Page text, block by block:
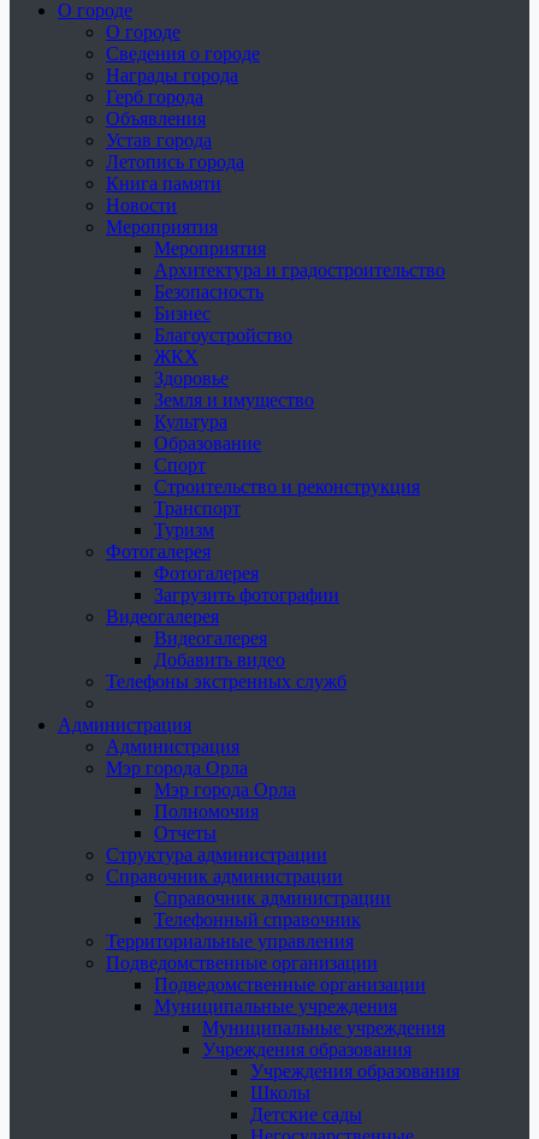
О городе
О городе
Сведения о городе
Награды города
Герб города
Объявления
Устав города
Летопись города
Книга памяти
Новости
Мероприятия
Мероприятия
Архитектура и градостроительство
Безопасность
Бизнес
Благоустройство
ЖКХ
Здоровье
Земля и имущество
Культура
Образование
Спорт
Строительство и реконструкция
Транспорт
Туризм
Фотогалерея
Фотогалерея
Загрузить фотографии
Видеогалерея
Видеогалерея
Добавить видео
Телефоны экстренных служб
Администрация
Администрация
Мэр города Орла
Мэр города Орла
Полномочия
Отчеты
Структура администрации
Справочник администрации
Справочник администрации
Телефонный справочник
Территориальные управления
Подведомственные организации
Подведомственные организации
Муниципальные учреждения
Муниципальные учреждения
Учреждения образования
Учреждения образования
Школы
Детские сады